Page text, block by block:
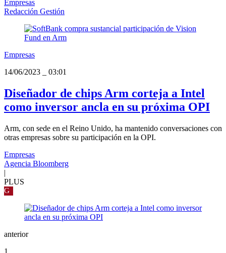
Empresas
Redacción Gestión
Empresas
14/06/2023
03:01
Diseñador de chips Arm corteja a Intel
como inversor ancla en su próxima OPI
Arm, con sede en el Reino Unido, ha mantenido conversaciones con
otras empresas sobre su participación en la OPI.
Empresas
Agencia Bloomberg
|
PLUS
G
anterior